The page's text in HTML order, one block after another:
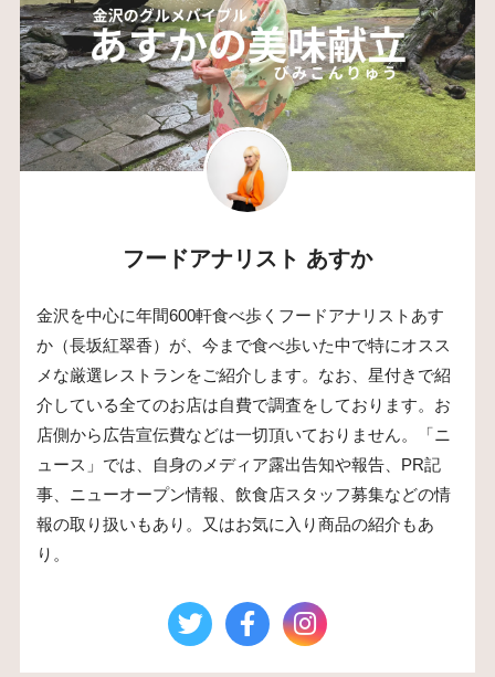
フードアナリスト あすか
金沢を中心に年間600軒食べ歩くフードアナリストあす
か（長坂紅翠香）が、今まで食べ歩いた中で特にオスス
メな厳選レストランをご紹介します。なお、星付きで紹
介している全てのお店は自費で調査をしております。お
店側から広告宣伝費などは一切頂いておりません。「ニ
ュース」では、自身のメディア露出告知や報告、PR記
事、ニューオープン情報、飲食店スタッフ募集などの情
報の取り扱いもあり。又はお気に入り商品の紹介もあ
り。